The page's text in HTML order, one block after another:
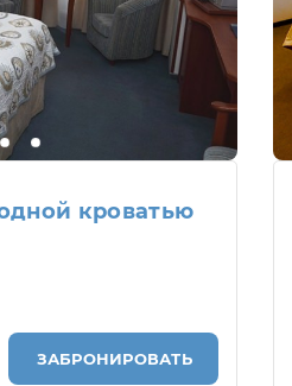
кроватью
ЗАБРОНИРОВАТЬ